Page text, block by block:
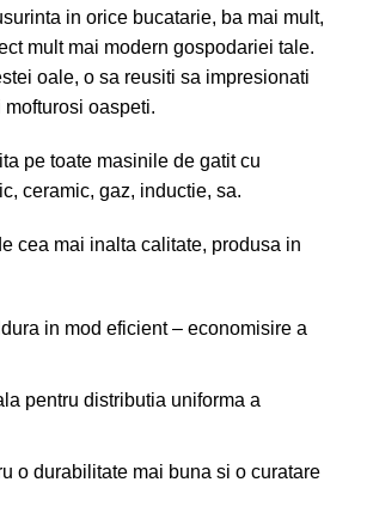
in orice bucatarie, ba mai mult,
mult mai modern gospodariei tale.
oale, o sa reusiti sa impresionati
oaspeti.
pe toate masinile de gatit cu
ceramic, gaz, inductie, sa.
cea mai inalta calitate, produsa in
in mod eficient – economisire a
pentru distributia uniforma a
o durabilitate mai buna si o curatare